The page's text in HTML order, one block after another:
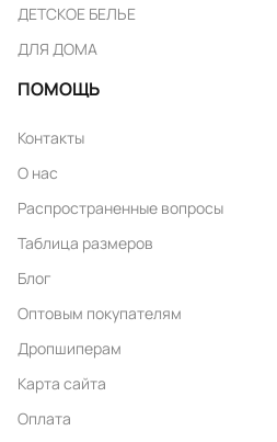
ДЕТСКОЕ БЕЛЬЕ
ДЛЯ ДОМА
ПОМОЩЬ
Контакты
О нас
Распространенные вопросы
Таблица размеров
Блог
Оптовым покупателям
Дропшиперам
Карта сайта
Оплата